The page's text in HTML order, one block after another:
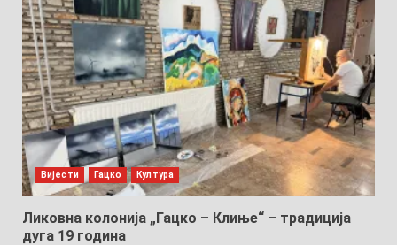
Вијести Гацко Култура
Ликовна колонија „Гацко – Клиње“ – традиција
дуга 19 година